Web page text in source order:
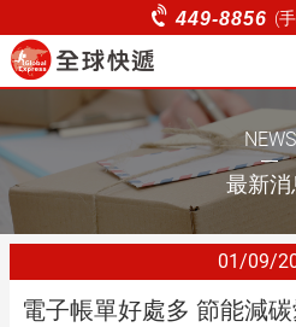
電子帳單好處
地球_最新消
台北即時快遞
電商物流服務
449-8856 (
服務項
非會員
貨態查
登
NEWS
最新消
01 09
電子帳單好處多 節能減